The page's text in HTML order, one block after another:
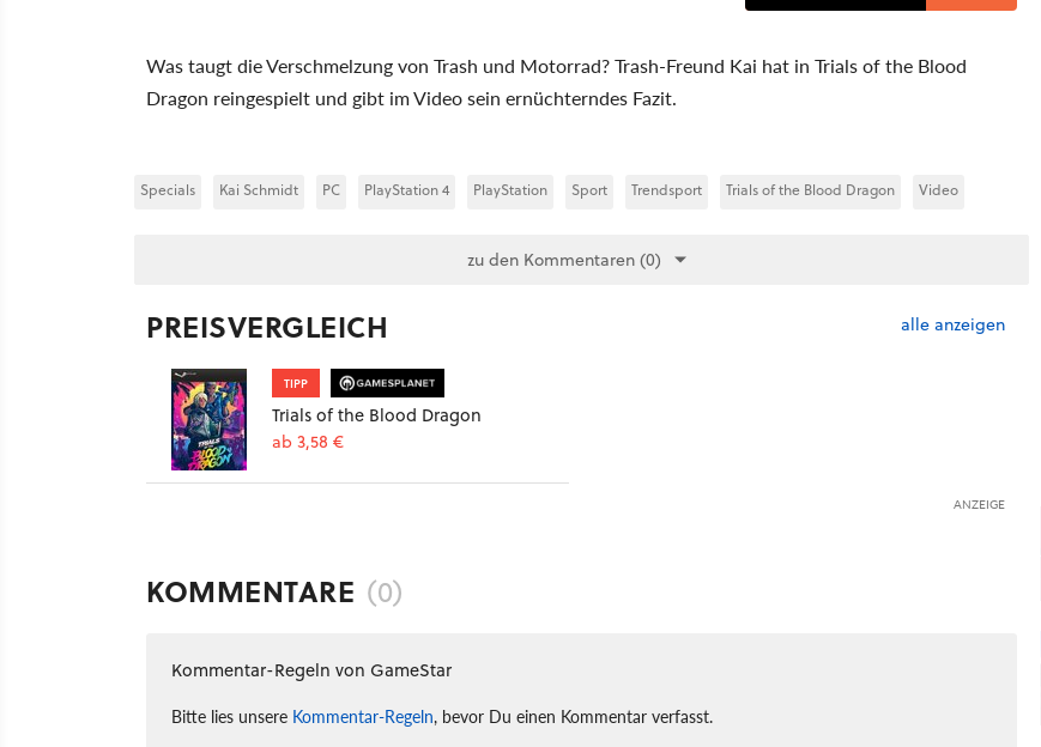
Was taugt die Verschmelzung von Trash und Motorrad? Trash-Freund Kai hat in Trials of the Blood
Dragon reingespielt und gibt im Video sein ernüchterndes Fazit.
Specials Kai Schmidt PC PlayStation 4 PlayStation Sport Trendsport Trials of the Blood Dragon Video
zu den Kommentaren (0)
PREISVERGLEICH alle anzeigen
TIPP
Trials of the Blood Dragon
ab 3,58 €
ANZEIGE
KOMMENTARE (0)
Kommentar-Regeln von GameStar
Bitte lies unsere Kommentar-Regeln, bevor Du einen Kommentar verfasst.